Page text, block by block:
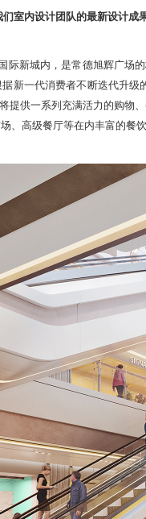
们室内设计团队的最新设计
际新城内，是常德旭辉广场
新一代消费者不断迭代升
提供一系列充满活力的购物
、高级餐厅等在内丰富的餐饮